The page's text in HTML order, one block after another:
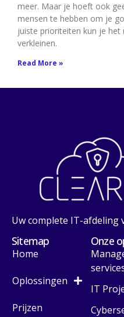
meer. Maar je hoeft ook
mensen te hebben om je
juiste prioriteiten kun je het
verkleinen.
Read More »
Uw complete IT-afdeling
Sitemap
Home
Oplossingen
Prijzen
Onze
IT